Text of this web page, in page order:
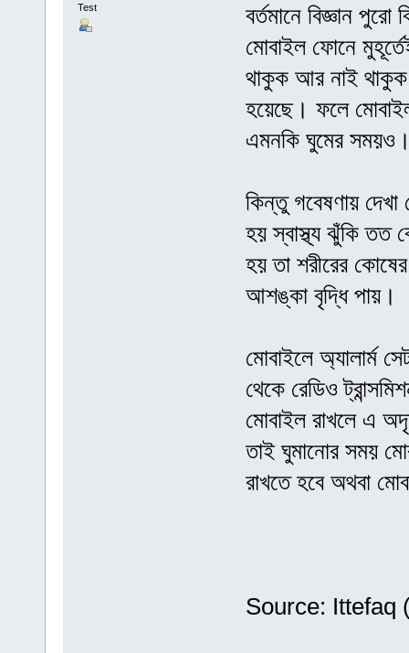
Test
বর্তমানে বিজ্ঞান
মোবাইল ফোনে
থাকুক আর নাই থাকুক
হয়েছে। ফলে
এমনকি ঘুমের
কিন্তু গবেষণায় দেখা
হয় স্বাস্থ্য ঝুঁকি তত
হয় তা শরীরের কোষের
আশঙ্কা বৃদ্ধি পায়।
মোবাইলে অ্যালার্ম
থেকে রেডিও
মোবাইল রাখলে এ
তাই ঘুমানোর সময়
রাখতে হবে অথবা
Source: Ittefaq